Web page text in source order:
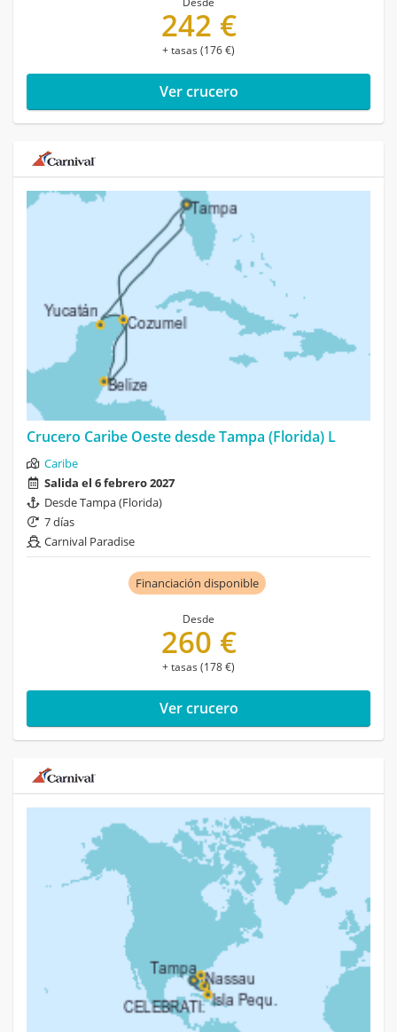
242 €
+ tasas (176 €)
Ver crucero
Crucero Caribe Oeste desde Tampa (Florida) L
Caribe
Salida el 6 febrero 2027
Desde Tampa (Florida)
7 días
Carnival Paradise
Financiación disponible
Desde
260 €
+ tasas (178 €)
Ver crucero